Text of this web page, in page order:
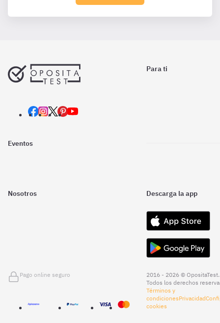
Para ti
Eventos
Nosotros Descarga la app
Pago online seguro
2016 - 2026 © OpositaTest.
Todos los derechos
Términos y
condicionesPrivacidad
cookies